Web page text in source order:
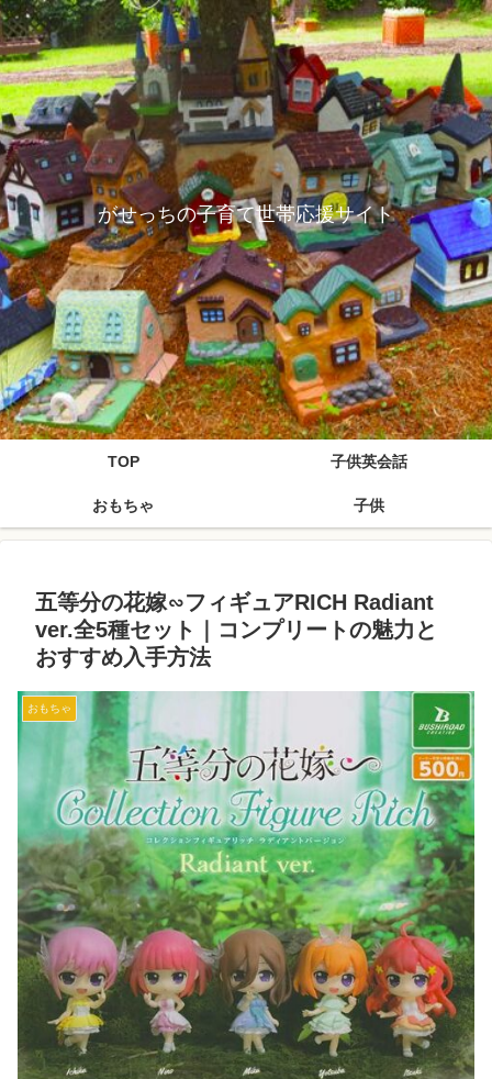
がせっちの子育て世帯応援サイト
TOP 子供英会話
おもちゃ 子供
五等分の花嫁∽フィギュアRICH Radiant
ver.全5種セット｜コンプリートの魅力と
おすすめ入手方法
おもちゃ